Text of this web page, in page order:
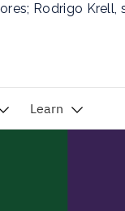
Rodrigo